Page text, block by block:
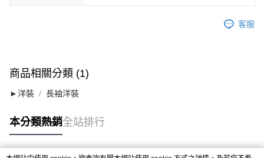
客服
商品相關分類 (1)
►洋裝 長袖洋裝
本分類熱銷全站排行